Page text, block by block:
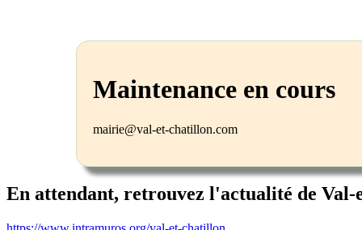
Maintenance en cours
mairie@val-et-chatillon.com
En attendant, retrouvez l'actualité de